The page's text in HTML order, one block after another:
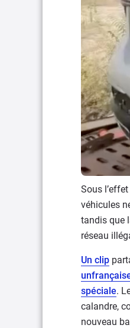
Sous
véhicules
tandis que
réseau
Un clip
spéciale.
calandre,
nouveau